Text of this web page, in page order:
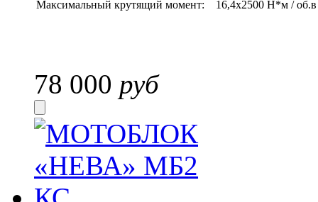
Максимальный крутящий момент:
16,4x2500 Н*м /
78 000 руб